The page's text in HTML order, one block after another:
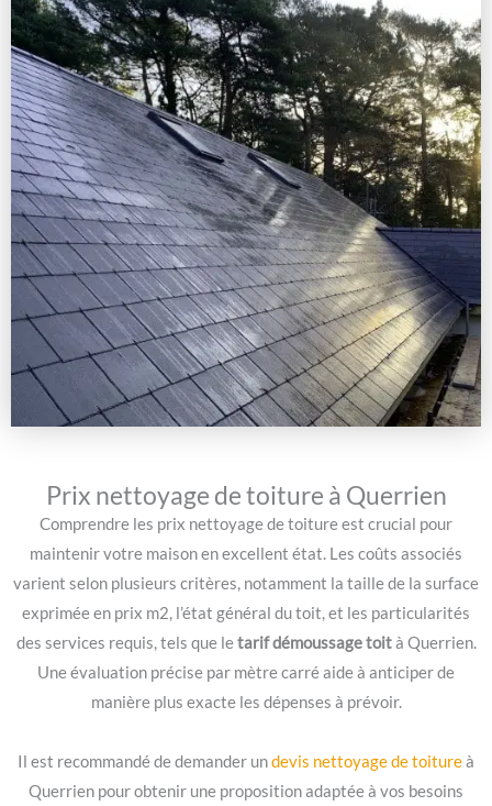
Prix nettoyage de toiture à Querrien
Comprendre les prix nettoyage de toiture est crucial pour
maintenir votre maison en excellent état. Les coûts associés
varient selon plusieurs critères, notamment la taille de la surface
exprimée en prix m2, l’état général du toit, et les particularités
des services requis, tels que letarif démoussage toità Querrien.
Une évaluation précise par mètre carré aide à anticiper de
manière plus exacte les dépenses à prévoir.
Il est recommandé de demander undevis nettoyage de toitureà
Querrien pour obtenir une proposition adaptée à vos besoins